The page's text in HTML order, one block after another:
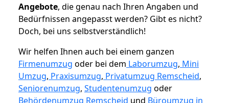
Angebote, die genau nach Ihren Angaben und
Bedürfnissen angepasst werden? Gibt es nicht?
Doch, bei uns selbstverständlich!
Wir helfen Ihnen auch bei einem ganzen
Firmenumzug oder bei dem Laborumzug, Mini
Umzug, Praxisumzug, Privatumzug Remscheid,
Seniorenumzug, Studentenumzug oder
Behördenumzug Remscheid und Büroumzug in